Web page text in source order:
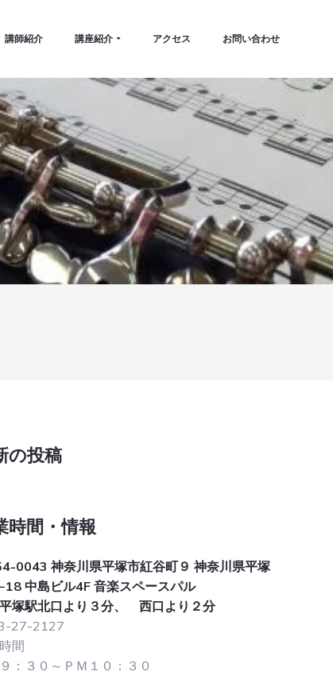
講師紹介 講座紹介 アクセス お問い合わせ
の投稿
時間・情報
0043 神奈川県平塚市紅谷町９ 神奈川県平塚
中島ビル4F 音楽スペースパル
平塚駅北口より３分、 西口より２分
27-2127
時間
：３０～ＰＭ１０：３０